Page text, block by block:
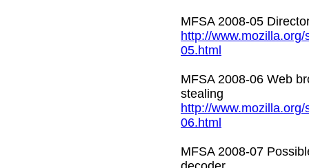
MFSA 2008-05
http://
05.html
MFSA 2008-06 Web
stealing
http://
06.html
MFSA 2008-07